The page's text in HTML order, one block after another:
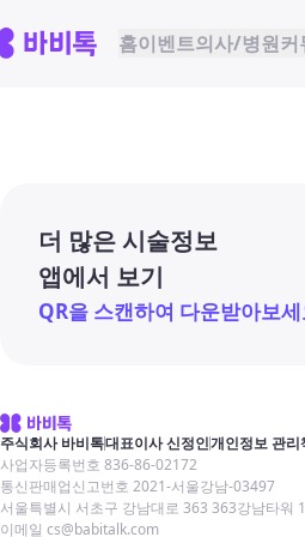
홈이벤트의사/병원커
더 많은 시술정보
앱에서 보기
QR을 스캔하여 다운받아보세
주식회사 바비톡대표이사 신정인개인정보 관리
사업자등록번호 836-86-02172
통신판매업신고번호 2021-서울강남-03497
서울특별시 서초구 강남대로 363 363강남타워
이메일 cs@babitalk.com